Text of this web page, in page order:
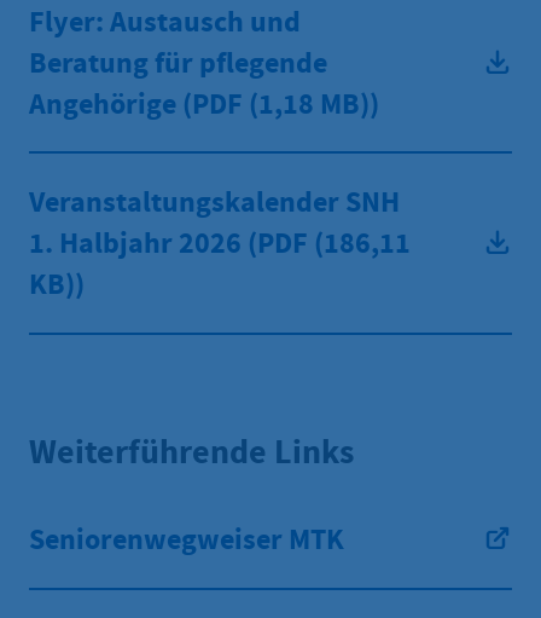
Flyer: Austausch und
Beratung für pflegende
Angehörige (PDF (1,18 MB))
Veranstaltungskalender SNH
1. Halbjahr 2026 (PDF (186,11
KB))
Weiterführende Links
Seniorenwegweiser MTK